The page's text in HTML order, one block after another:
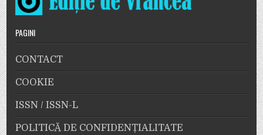
PAGINI
CONTACT
COOKIE
ISSN / ISSN-L
POLITICĂ DE CONFIDENȚIALITATE